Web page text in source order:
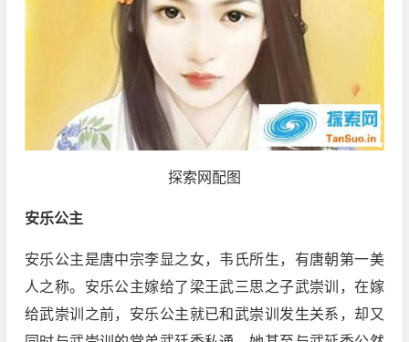
探索网配图
安乐公主
安乐公主是唐中宗李显之女，韦氏所生，有唐朝第一美
人之称。安乐公主嫁给了梁王武三思之子武崇训，在嫁
给武崇训之前，安乐公主就已和武崇训发生关系，却又